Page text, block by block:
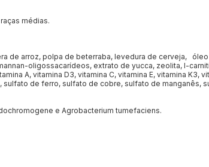
médias.
de arroz, polpa de beterraba, levedura de cerveja,
oligossacarídeos, extrato de yucca, zeolita, l-
A, vitamina D3, vitamina C, vitamina E, vitamina K3,
de ferro, sulfato de cobre, sulfato de manganês,
e Agrobacterium tumefaciens.